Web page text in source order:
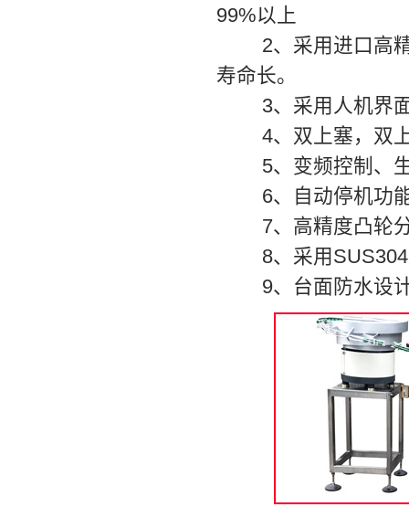
99%以上
2、采用进口高精
寿命长。
3、采用人机界面
4、双上塞，双上
5、变频控制、生
6、自动停机功能
7、高精度凸轮分
8、采用SUS304
9、台面防水设计